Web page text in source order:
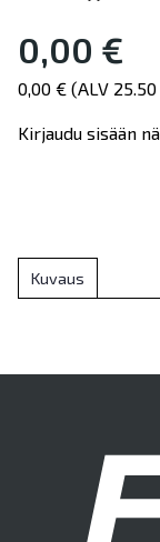
0,00 €
0,00 € (ALV
Kirjaudu sisään
Kuvaus